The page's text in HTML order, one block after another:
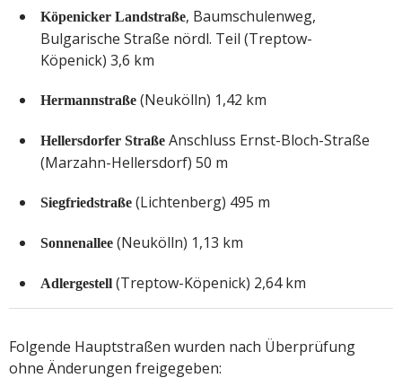
Köpenicker Landstraße, Baumschulenweg,
Bulgarische Straße nördl. Teil (Treptow-
Köpenick) 3,6 km
Hermannstraße (Neukölln) 1,42 km
Hellersdorfer Straße Anschluss Ernst-Bloch-Straße
(Marzahn-Hellersdorf) 50 m
Siegfriedstraße (Lichtenberg) 495 m
Sonnenallee (Neukölln) 1,13 km
Adlergestell (Treptow-Köpenick) 2,64 km
Folgende Hauptstraßen wurden nach Überprüfung
ohne Änderungen freigegeben: